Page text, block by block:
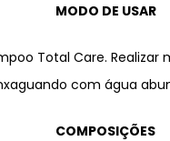
MODO DE USAR
Total Care.
com água
COMPOSIÇÕES